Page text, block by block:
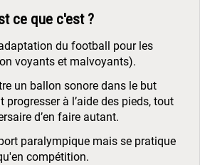
ce que c'est ?
du football pour les
voyants et malvoyants).
un ballon sonore dans le but
progresser à l’aide des pieds, tout
d’en faire autant.
paralympique mais se pratique
compétition.